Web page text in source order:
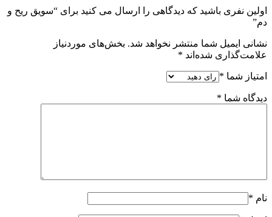
اولین نفری باشید که دیدگاهی را ارسال می کنید برای “سویق ریح و
دم”
نشانی ایمیل شما منتشر نخواهد شد. بخش‌های موردنیاز
علامت‌گذاری شده‌اند *
امتیاز شما *
دیدگاه شما *
نام *